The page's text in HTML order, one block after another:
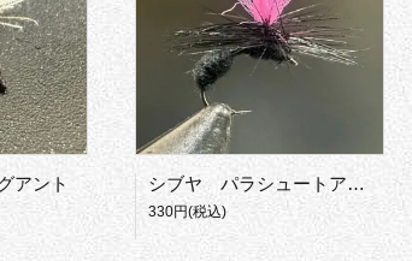
アント シブヤ パラシュートアント
330円(税込)